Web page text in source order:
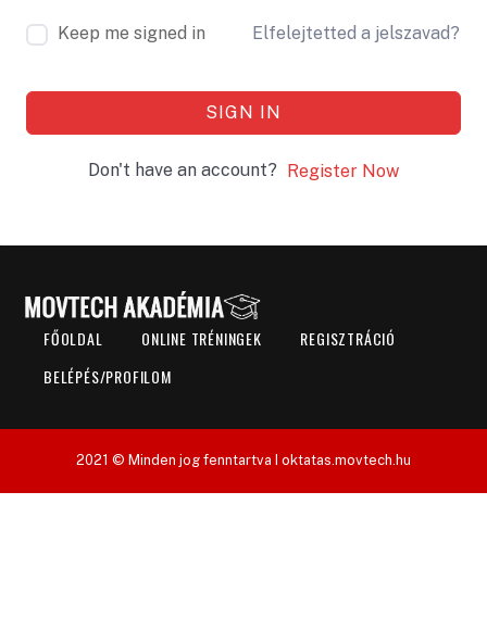
Keep me signed in Elfelejtetted a jelszavad?
SIGN IN
Don't have an account? Register Now
FŐOLDAL ONLINE TRÉNINGEK
REGISZTRÁCIÓ
BELÉPÉS/PROFILOM
2021 © Minden jog fenntartva I oktatas.movtech.hu